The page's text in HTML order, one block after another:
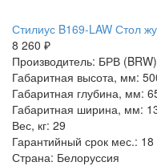
Стилиус B169-LAW Стол
8 260 ₽
Производитель: БРВ (BRW)
Габаритная высота, мм:
Габаритная глубина, мм:
Габаритная ширина, мм:
Вес, кг: 29
Гарантийный срок мес.: 18
Страна: Белоруссия